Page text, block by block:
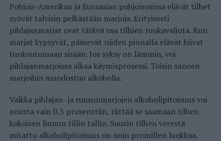
Pohjois-Amerikan ja Euraasian pohjoisosissa elävät tilhet
syövät talvisin pelkästään marjoja. Erityisesti
pihlajanmarjat ovat tärkeä osa tilhien ruokavaliota. Kun
marjat kypsyvät, pääsevät niiden pinnalla elävät hiivat
tunkeutumaan sisään. Jos syksy on lämmin, voi
pihlajanmarjoissa alkaa käymisprosessi. Toisin sanoen
marjoihin muodostuu alkoholia.
Vaikka pihlajan- ja ruusunmarjojen alkoholipitoisuus voi
nousta vain 0,3 prosenttiin, riittää se saamaan tilhen
kokoisen linnun tillin tallin. Suurin tilhen verestä
mitattu alkoholipitoisuus on noin promillen luokkaa.